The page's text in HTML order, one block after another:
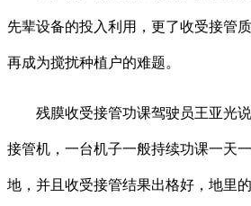
先辈设备的投入利用，更了收受接管
再成为搅扰种植户的难题。
残膜收受接管功课驾驶员王亚光说
接管机，一台机子一般持续功课一天
地，并且收受接管结果出格好，地里